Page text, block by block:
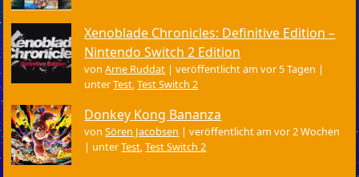
Xenoblade Chronicles: Definitive Edition –
Nintendo Switch 2 Edition
vonArne Ruddat |veröffentlicht am vor 5 Tagen |
unterTest,Test Switch 2
Donkey Kong Bananza
vonSören Jacobsen |veröffentlicht am vor 2 Wochen
| unterTest,Test Switch 2